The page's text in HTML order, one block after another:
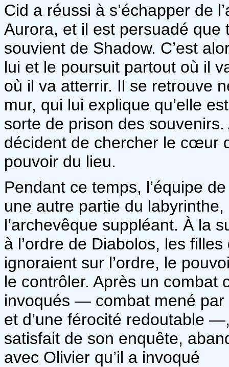
Cid a réussi à s’échapper de
Aurora, et il est persuadé que
souvient de Shadow. C’est
lui et le poursuit partout où il
où il va atterrir. Il se retrouve
mur, qui lui explique qu’elle
sorte de prison des
décident de chercher le cœur
pouvoir du lieu.
Pendant ce temps, l’équipe
une autre partie du
l’archevêque suppléant. À la
à l’ordre de Diabolos, les
ignoraient sur l’ordre, le
le contrôler. Après un combat
invoqués — combat mené par
et d’une férocité redoutable
satisfait de son enquête,
avec Olivier qu’il a invoqué